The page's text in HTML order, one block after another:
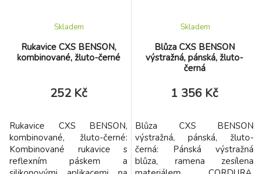
Rukavice CXS BENSON,
kombinované, žluto-černé
Skladem
252 Kč
Rukavice CXS BENSON,
kombinované, žluto-černé:
Kombinované rukavice s
reflexním páskem a
Blůza CXS BENSON
výstražná, pánská, žluto-
černá
Skladem
1 356 Kč
Blůza CXS BENSON
výstražná, pánská, žluto-
černá: Pánská výstražná
blůza, ramena zesílena